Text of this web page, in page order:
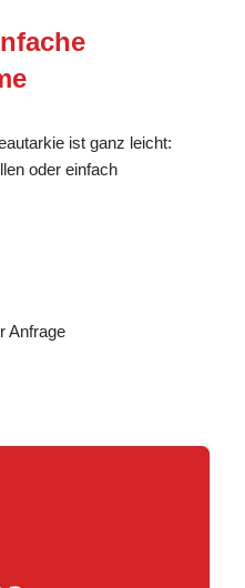
ist ganz leicht:
oder einfach
Anfrage